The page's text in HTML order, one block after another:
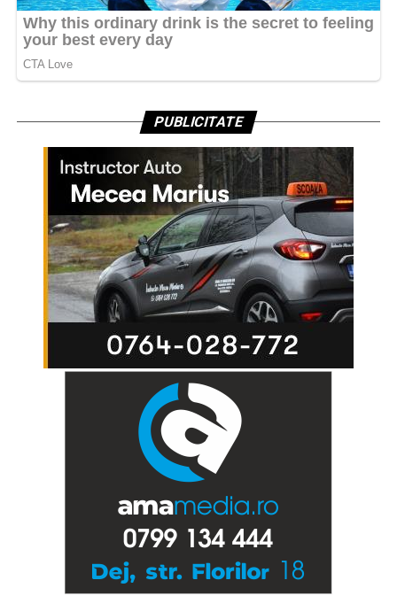
PUBLICITATE